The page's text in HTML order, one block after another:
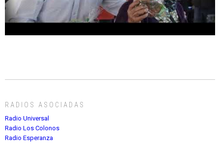
RADIOS ASOCIADAS
Radio Universal
Radio Los Colonos
Radio Esperanza